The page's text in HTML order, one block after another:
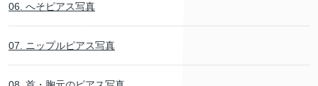
06. へそピアス写真
07. ニップルピアス写真